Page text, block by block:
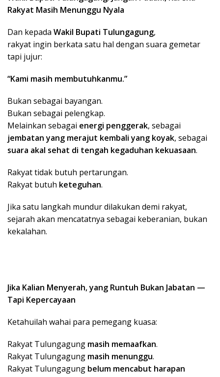
Rakyat Masih Menunggu Nyala
Dan kepada Wakil Bupati Tulungagung,
rakyat ingin berkata satu hal dengan suara gemetar
tapi jujur:
“Kami masih membutuhkanmu.”
Bukan sebagai bayangan.
Bukan sebagai pelengkap.
Melainkan sebagai energi penggerak, sebagai
jembatan yang merajut kembali yang koyak, sebagai
suara akal sehat di tengah kegaduhan kekuasaan.
Rakyat tidak butuh pertarungan.
Rakyat butuh keteguhan.
Jika satu langkah mundur dilakukan demi rakyat,
sejarah akan mencatatnya sebagai keberanian, bukan
kekalahan.
Jika Kalian Menyerah, yang Runtuh Bukan Jabatan —
Tapi Kepercayaan
Ketahuilah wahai para pemegang kuasa:
Rakyat Tulungagung masih memaafkan.
Rakyat Tulungagung masih menunggu.
Rakyat Tulungagung belum mencabut harapan